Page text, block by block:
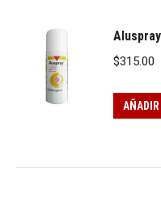
$315.00